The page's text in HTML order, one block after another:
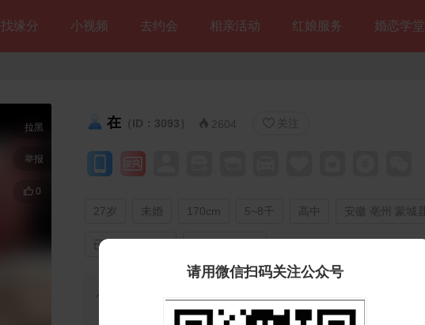
找缘分 小视频 去约会 相亲活动 红娘服务 婚恋学堂
拉黑
举报
 0
在 （ID：3093）  2604  关注
27岁 未婚 170cm 5~8千 高中 安徽 亳州 蒙城县
已购房(有贷款)
个人独白：
请用微信扫码关注公众号